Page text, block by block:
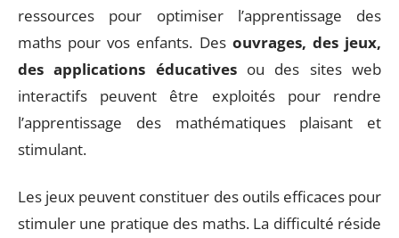
ressources pour optimiser l’apprentissage des
maths pour vos enfants. Des ouvrages, des jeux,
des applications éducativesou des sites web
interactifs peuvent être exploités pour rendre
l’apprentissage des mathématiques plaisant et
stimulant.
Les jeux peuvent constituer des outils efficaces pour
stimuler une pratique des maths. La difficulté réside